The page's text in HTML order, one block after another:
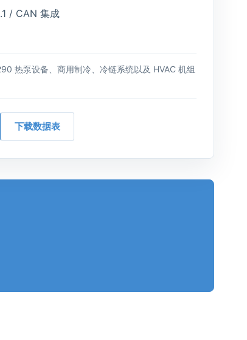
/ CAN 集成
热泵设备、商用制冷、冷链系统以及 HVAC 机组
下载数据表